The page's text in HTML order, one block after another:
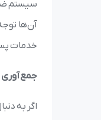
آن‌ها
خدمات پس
جمع آوری
اگر به